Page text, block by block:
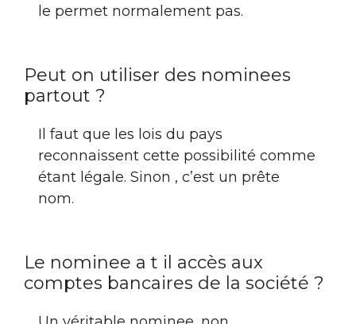
le permet normalement pas.
Peut on utiliser des nominees
partout ?
Il faut que les lois du pays
reconnaissent cette possibilité comme
étant légale. Sinon , c’est un prête
nom.
Le nominee a t il accès aux
comptes bancaires de la société ?